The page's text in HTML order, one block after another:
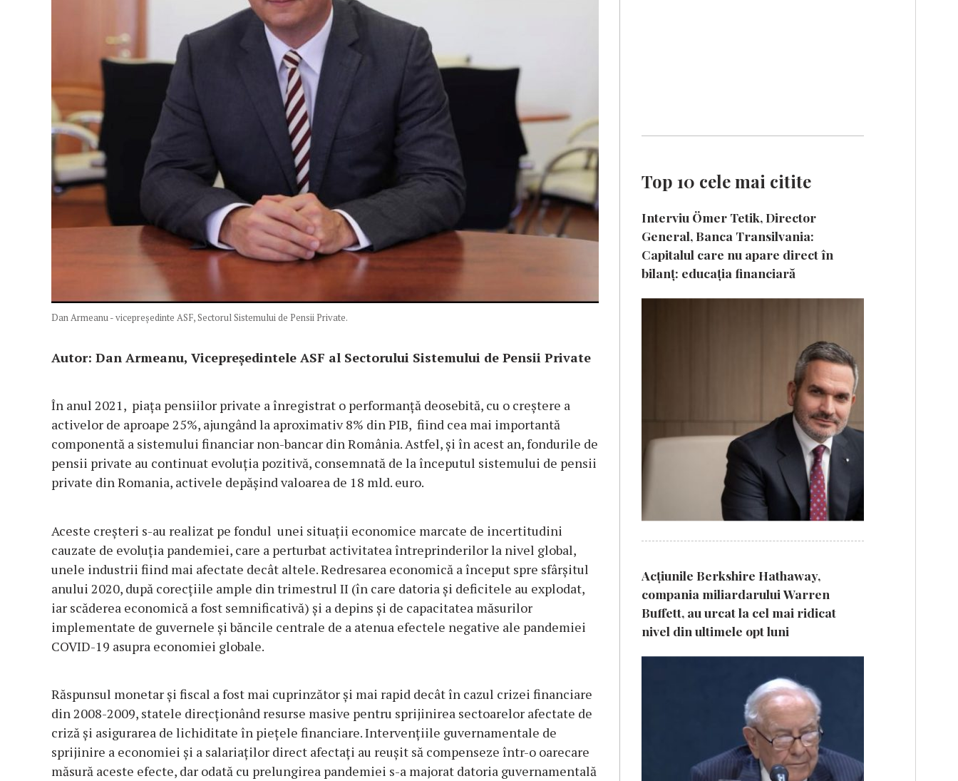
Dan Armeanu - vicepreședinte ASF, Sectorul Sistemului de Pensii Private.
Autor: Dan Armeanu, Vicepreşedintele ASF al Sectorului Sistemului de Pensii Private
În anul 2021, piaţa pensiilor private a înregistrat o performanţă deosebită, cu o creştere a
activelor de aproape 25%, ajungând la aproximativ 8% din PIB, fiind cea mai importantă
componentă a sistemului financiar non-bancar din România. Astfel, şi în acest an, fondurile de
pensii private au continuat evoluţia pozitivă, consemnată de la începutul sistemului de pensii
private din Romania, activele depăşind valoarea de 18 mld. euro.
Aceste creşteri s-au realizat pe fondul unei situaţii economice marcate de incertitudini
cauzate de evoluţia pandemiei, care a perturbat activitatea întreprinderilor la nivel global,
unele industrii fiind mai afectate decât altele. Redresarea economică a început spre sfârşitul
anului 2020, după corecţiile ample din trimestrul II (în care datoria şi deficitele au explodat,
iar scăderea economică a fost semnificativă) şi a depins şi de capacitatea măsurilor
implementate de guvernele şi băncile centrale de a atenua efectele negative ale pandemiei
COVID-19 asupra economiei globale.
Răspunsul monetar şi fiscal a fost mai cuprinzător şi mai rapid decât în cazul crizei financiare
din 2008-2009, statele direcţionând resurse masive pentru sprijinirea sectoarelor afectate de
criză şi asigurarea de lichiditate în pieţele financiare. Intervenţiile guvernamentale de
sprijinire a economiei şi a salariaţilor direct afectaţi au reuşit să compenseze într-o oarecare
măsură aceste efecte, dar odată cu prelungirea pandemiei s-a majorat datoria guvernamentală
Top 10 cele mai citite
Interviu Ömer Tetik, Director
General, Banca Transilvania:
Capitalul care nu apare direct în
bilanț: educația financiară
Acțiunile Berkshire Hathaway,
compania miliardarului Warren
Buffett, au urcat la cel mai ridicat
nivel din ultimele opt luni